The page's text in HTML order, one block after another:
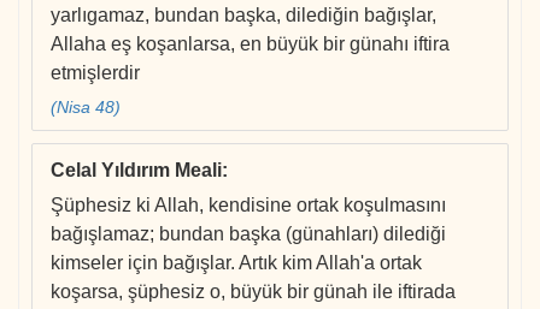
yarlıgamaz, bundan başka, dilediğin bağışlar,
Allaha eş koşanlarsa, en büyük bir günahı iftira
etmişlerdir
(Nisa 48)
Celal Yıldırım Meali:
Şüphesiz ki Allah, kendisine ortak koşulmasını
bağışlamaz; bundan başka (günahları) dilediği
kimseler için bağışlar. Artık kim Allah'a ortak
koşarsa, şüphesiz o, büyük bir günah ile iftirada